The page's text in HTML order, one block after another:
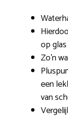
op
Zo’n
een
van